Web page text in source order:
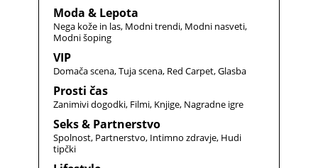
Moda & Lepota
Nega kože in las Modni trendi Modni nasveti
Modni šoping
VIP
Domača scena Tuja scena Red Carpet Glasba
Prosti čas
Zanimivi dogodki Filmi Knjige Nagradne igre
Seks & Partnerstvo
Spolnost Partnerstvo Intimno zdravje Hudi
tipčki